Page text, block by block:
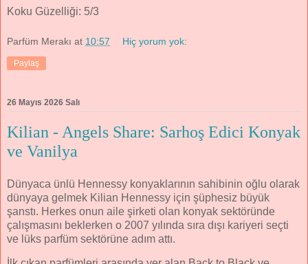
Koku Güzelliği: 5/3
Parfüm Merakı at 10:57 Hiç yorum yok:
Paylaş
26 Mayıs 2026 Salı
Kilian - Angels Share: Sarhoş Edici Konyak
ve Vanilya
Dünyaca ünlü Hennessy konyaklarının sahibinin oğlu olarak
dünyaya gelmek Kilian Hennessy için şüphesiz büyük
şanstı. Herkes onun aile şirketi olan konyak sektöründe
çalışmasını beklerken o 2007 yılında sıra dışı kariyeri seçti
ve lüks parfüm sektörüne adım attı.